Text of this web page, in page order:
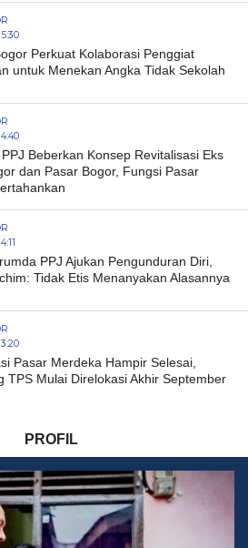
Perkuat Kolaborasi Penggiat
untuk Menekan Angka Tidak Sekolah
Beberkan Konsep Revitalisasi Eks
dan Pasar Bogor, Fungsi Pasar
PPJ Ajukan Pengunduran Diri,
Tidak Etis Menanyakan Alasannya
Pasar Merdeka Hampir Selesai,
TPS Mulai Direlokasi Akhir September
PROFIL